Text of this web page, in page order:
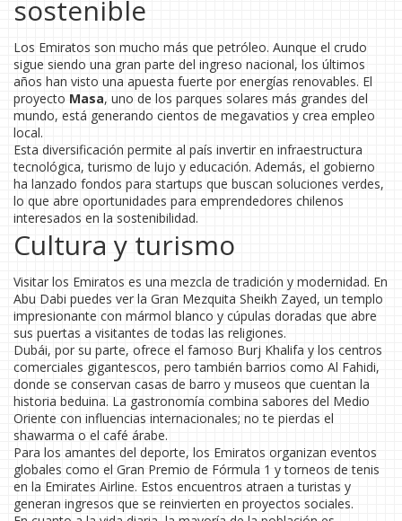
sostenible
Los Emiratos son mucho más que petróleo. Aunque el crudo
sigue siendo una gran parte del ingreso nacional, los últimos
años han visto una apuesta fuerte por energías renovables. El
proyecto Masa, uno de los parques solares más grandes del
mundo, está generando cientos de megavatios y crea empleo
local.
Esta diversificación permite al país invertir en infraestructura
tecnológica, turismo de lujo y educación. Además, el gobierno
ha lanzado fondos para startups que buscan soluciones verdes,
lo que abre oportunidades para emprendedores chilenos
interesados en la sostenibilidad.
Cultura y turismo
Visitar los Emiratos es una mezcla de tradición y modernidad. En
Abu Dabi puedes ver la Gran Mezquita Sheikh Zayed, un templo
impresionante con mármol blanco y cúpulas doradas que abre
sus puertas a visitantes de todas las religiones.
Dubái, por su parte, ofrece el famoso Burj Khalifa y los centros
comerciales gigantescos, pero también barrios como Al Fahidi,
donde se conservan casas de barro y museos que cuentan la
historia beduina. La gastronomía combina sabores del Medio
Oriente con influencias internacionales; no te pierdas el
shawarma o el café árabe.
Para los amantes del deporte, los Emiratos organizan eventos
globales como el Gran Premio de Fórmula 1 y torneos de tenis
en la Emirates Airline. Estos encuentros atraen a turistas y
generan ingresos que se reinvierten en proyectos sociales.